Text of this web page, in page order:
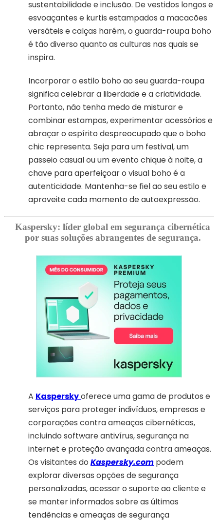
sustentabilidade e inclusão. De vestidos longos e
esvoaçantes e kurtis estampados a macacões
versáteis e calças harém, o guarda-roupa boho
é tão diverso quanto as culturas nas quais se
inspira.
Incorporar o estilo boho ao seu guarda-roupa
significa celebrar a liberdade e a criatividade.
Portanto, não tenha medo de misturar e
combinar estampas, experimentar acessórios e
abraçar o espírito despreocupado que o boho
chic representa. Seja para um festival, um
passeio casual ou um evento chique à noite, a
chave para aperfeiçoar o visual boho é a
autenticidade. Mantenha-se fiel ao seu estilo e
aproveite cada momento de autoexpressão.
Kaspersky: líder global em segurança cibernética
por suas soluções abrangentes de segurança.
A Kasperskyoferece uma gama de produtos e
serviços para proteger indivíduos, empresas e
corporações contra ameaças cibernéticas,
incluindo software antivírus, segurança na
internet e proteção avançada contra ameaças.
Os visitantes do Kaspersky.com podem
explorar diversas opções de segurança
personalizadas, acessar o suporte ao cliente e
se manter informados sobre as últimas
tendências e ameaças de segurança